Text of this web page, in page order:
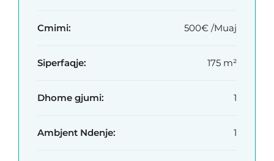
Cmimi: 500€ /Muaj
Siperfaqje: 175 m²
Dhome gjumi: 1
Ambjent Ndenje: 1